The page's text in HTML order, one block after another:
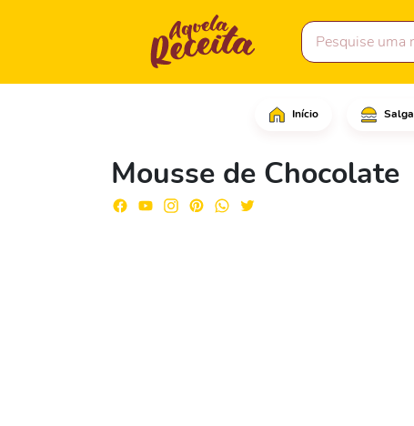
Início
Mousse de Chocolate
Comece picando o